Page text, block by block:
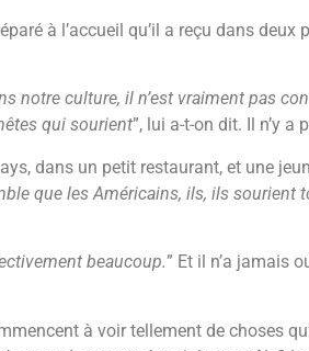
à l’accueil qu’il a reçu dans
notre culture, il n’est vraiment pas
qui sourient”, lui a-t-on dit. Il n’y a
dans un petit restaurant, et une
que les Américains, ils, ils sourient
beaucoup.” Et il n’a jamais
à voir tellement de choses